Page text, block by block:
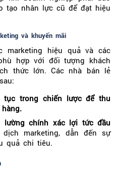
tạo nhân lực cũ để đạt hiệu
và khuyến mãi
marketing hiệu quả và các
hợp với đối tượng khách
thức lớn. Các nhà bán lẻ
trong chiến lược để thu
lường chính xác lợi tức đầu
marketing, dẫn đến sự
quả chi tiêu.